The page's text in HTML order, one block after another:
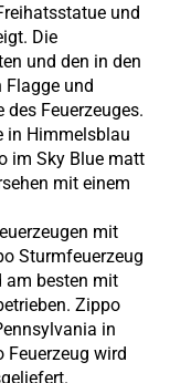
und
Die
und den in den
Flagge und
Feuerzeuges.
in Himmelsblau
im Sky Blue matt
mit einem
mit
Sturmfeuerzeug
am besten mit
Zippo
in
Feuerzeug wird